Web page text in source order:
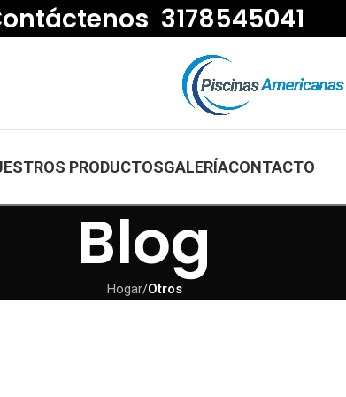
3178545041
PRODUCTOSGALERÍACONTACTO
Blog
Hogar/Otros